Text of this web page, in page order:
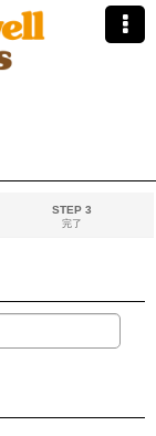
STEP 3
完了